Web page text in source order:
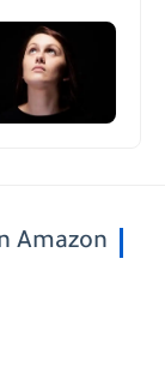
Amazon